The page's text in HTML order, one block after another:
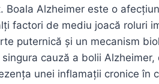
Alzheimer este o
factori de mediu joacă roluri
puternică și un mecanism
cauză a bolii
unei inflamații cronice în